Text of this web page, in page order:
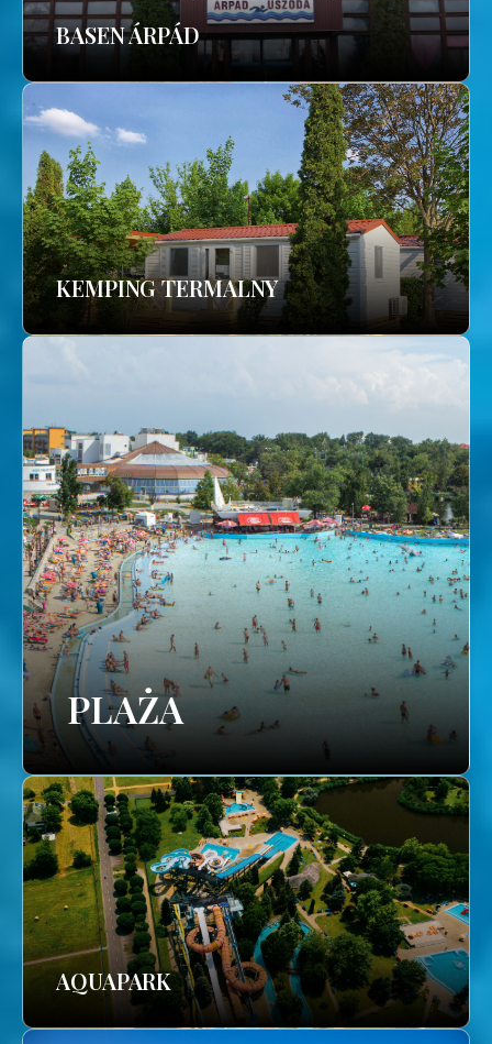
BASEN ÁRPÁD
KEMPING TERMALNY
PLAŻA
AQUAPARK